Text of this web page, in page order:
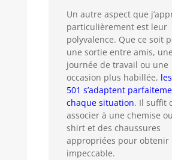
Un autre aspect que
particulièrement est leur
polyvalence. Que ce soit
une sortie entre amis, une
journée de travail ou une
occasion plus habillée,
501 s’adaptent
chaque situation. Il suffit
associer à une chemise
shirt et des chaussures
appropriées pour obtenir
impeccable.